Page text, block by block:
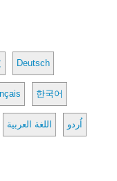
Deutsch
한국어
اللغة العربية اُردو